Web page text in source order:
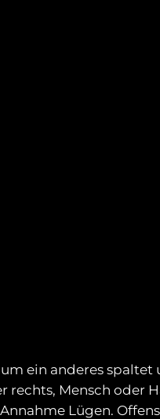
ein anderes
Mensch oder
Lügen.